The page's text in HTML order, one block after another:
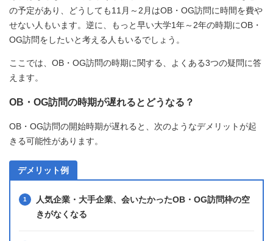
の予定があり、どうしても11月～2月はOB・OG訪問に時間を費や
せない人もいます。逆に、もっと早い大学1年～2年の時期にOB・
OG訪問をしたいと考える人もいるでしょう。
ここでは、OB・OG訪問の時期に関する、よくある3つの疑問に答
えます。
OB・OG訪問の時期が遅れるとどうなる？
OB・OG訪問の開始時期が遅れると、次のようなデメリットが起
きる可能性があります。
デメリット例
人気企業・大手企業、会いたかったOB・OG訪問枠の空
きがなくなる